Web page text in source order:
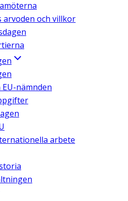
arvoden och villkor
nämnden
arbete